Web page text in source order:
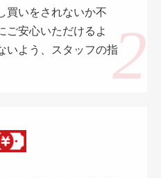
買いをされないか不
ご安心いただけるよ
いよう、スタッフの指